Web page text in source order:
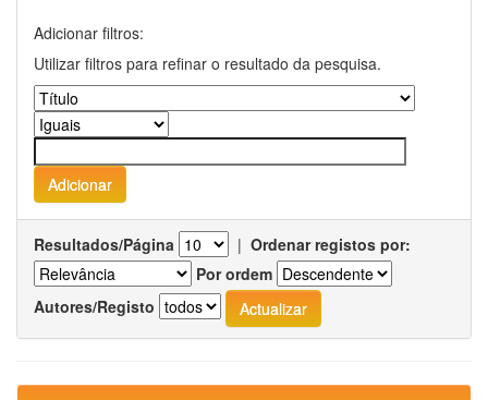
Adicionar filtros:
Utilizar filtros para refinar o resultado da pesquisa.
Resultados/Página | Ordenar registos por:
Por ordem
Autores/Registo